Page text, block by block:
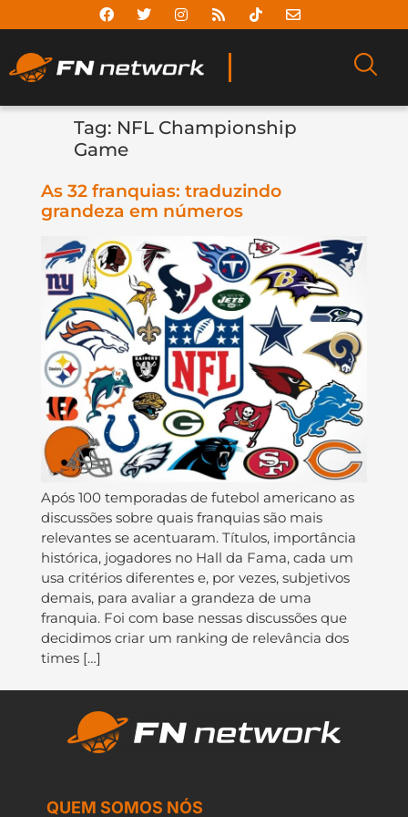
Tag: NFL Championship
Game
As 32 franquias: traduzindo
grandeza em números
Após 100 temporadas de futebol americano as
discussões sobre quais franquias são mais
relevantes se acentuaram. Títulos, importância
histórica, jogadores no Hall da Fama, cada um
usa critérios diferentes e, por vezes, subjetivos
demais, para avaliar a grandeza de uma
franquia. Foi com base nessas discussões que
decidimos criar um ranking de relevância dos
times […]
QUEM SOMOS NÓS